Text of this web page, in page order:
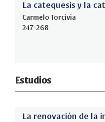
La catequesis y la
Carmelo Torcivia
247-268
Estudios
La renovación de la